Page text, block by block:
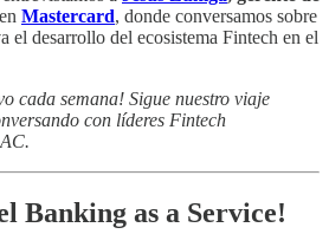
en Mastercard, donde conversamos sobre
el desarrollo del ecosistema Fintech en el
cada semana! Sigue nuestro viaje
con líderes Fintech
Banking as a Service!